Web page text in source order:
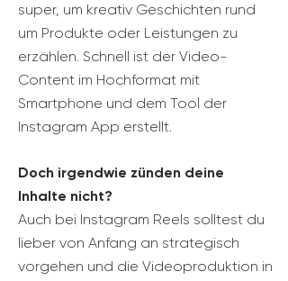
super, um kreativ Geschichten rund
um Produkte oder Leistungen zu
erzählen. Schnell ist der Video-
Content im Hochformat mit
Smartphone und dem Tool der
Instagram App erstellt.
Doch irgendwie zünden deine
Inhalte nicht?
Auch bei Instagram Reels solltest du
lieber von Anfang an strategisch
vorgehen und die Videoproduktion in